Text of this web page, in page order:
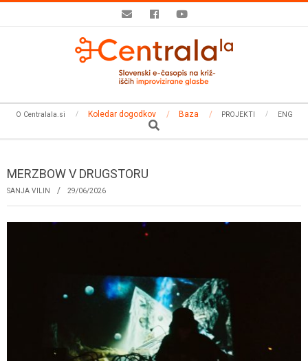
Secondary
O Centralala.si Koledar dogodkov Baza PROJEKTI
ENG
Search
MERZBOW V DRUGSTORU
SANJA VILIN 29/06/2026